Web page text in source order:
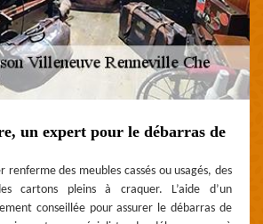
un expert pour le débarras de
renferme des meubles cassés ou usagés, des
cartons pleins à craquer. L’aide d’un
conseillée pour assurer le débarras de